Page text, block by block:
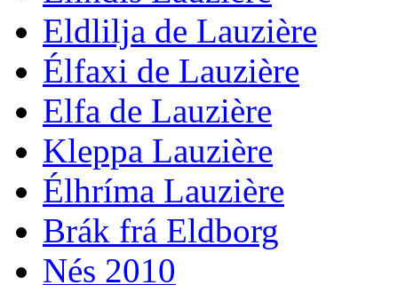
Eldlilja de Lauzière
Élfaxi de Lauzière
Elfa de Lauzière
Kleppa Lauzière
Élhríma Lauzière
Brák frá Eldborg
Nés 2010